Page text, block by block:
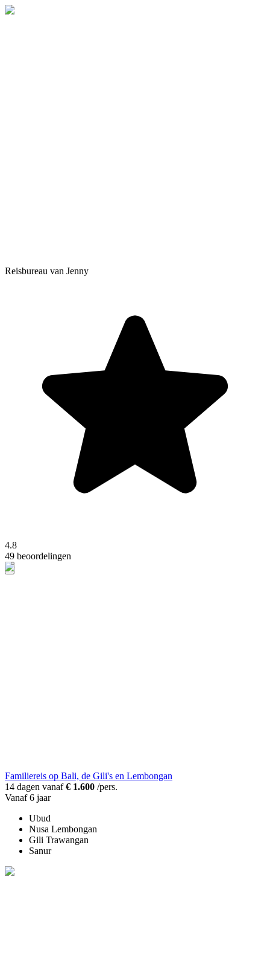
Reisbureau van Jenny
4.8
49 beoordelingen
Familiereis op Bali, de Gili's en Lembongan
14 dagen vanaf€ 1.600 /pers.
Vanaf 6 jaar
Ubud
Nusa Lembongan
Gili Trawangan
Sanur